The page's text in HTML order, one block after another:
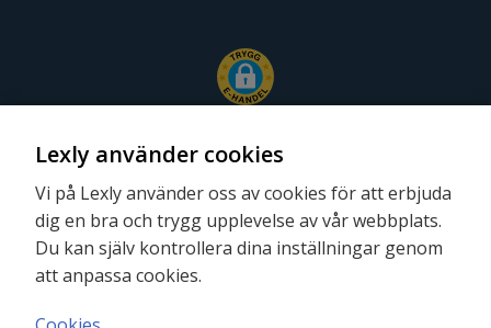
Följ oss
Lexly använder cookies
Vi på Lexly använder oss av cookies för att erbjuda
dig en bra och trygg upplevelse av vår webbplats.
Du kan själv kontrollera dina inställningar genom
att anpassa cookies.